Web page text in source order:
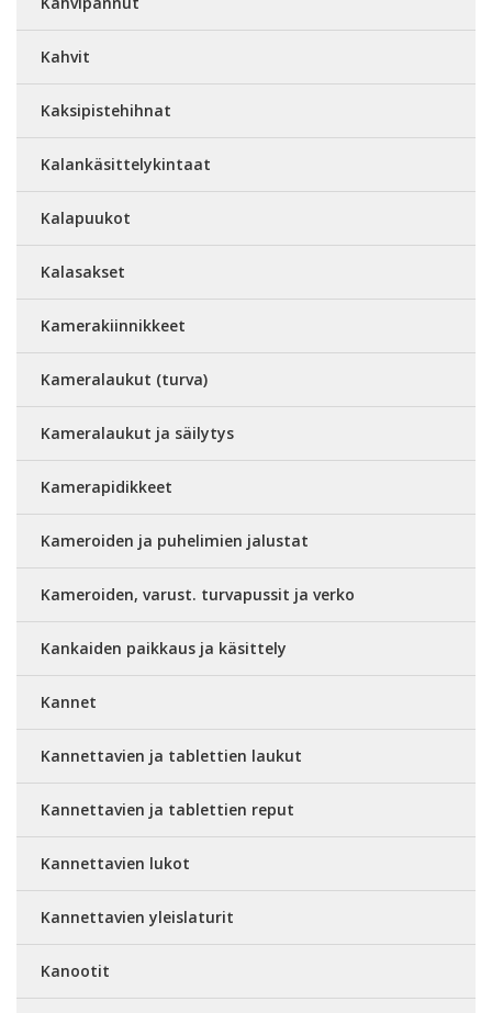
Kahvit
Kaksipistehihnat
Kalankäsittelykintaat
Kalapuukot
Kalasakset
Kamerakiinnikkeet
Kameralaukut (turva)
Kameralaukut ja säilytys
Kamerapidikkeet
Kameroiden ja puhelimien jalustat
Kameroiden, varust. turvapussit ja verko
Kankaiden paikkaus ja käsittely
Kannet
Kannettavien ja tablettien laukut
Kannettavien ja tablettien reput
Kannettavien lukot
Kannettavien yleislaturit
Kanootit